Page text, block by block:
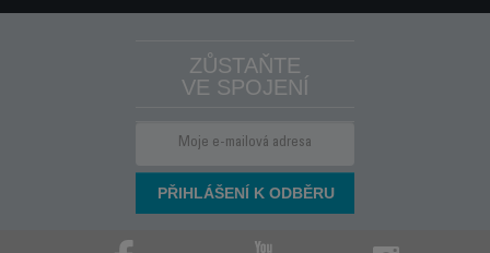
ZŮSTAŇTE
VE SPOJENÍ